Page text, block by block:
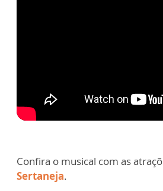
Confira o musical com as
Sertaneja.